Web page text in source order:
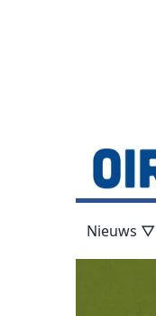
Nieuws ▽